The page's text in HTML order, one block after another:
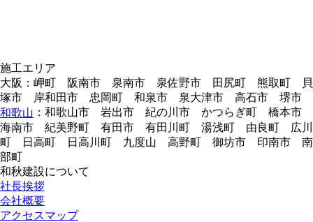
施工エリア
大阪：岬町 阪南市 泉南市 泉佐野市 田尻町 熊取町 貝
塚市 岸和田市 忠岡町 和泉市 泉大津市 高石市 堺市
和歌山 ：和歌山市 岩出市 紀の川市 かつらぎ町 橋本市
海南市 紀美野町 有田市 有田川町 湯浅町 由良町 広川
町 日高町 日高川町 九度山 高野町 御坊市 印南市 南
部町
和秋建設について
社長挨拶
会社概要
アクセスマップ